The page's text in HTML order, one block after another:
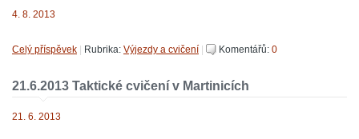
4. 8. 2013
Celý příspěvek Rubrika: Výjezdy a cvičení Komentářů: 0
21.6.2013 Taktické cvičení v Martinicích
21. 6. 2013